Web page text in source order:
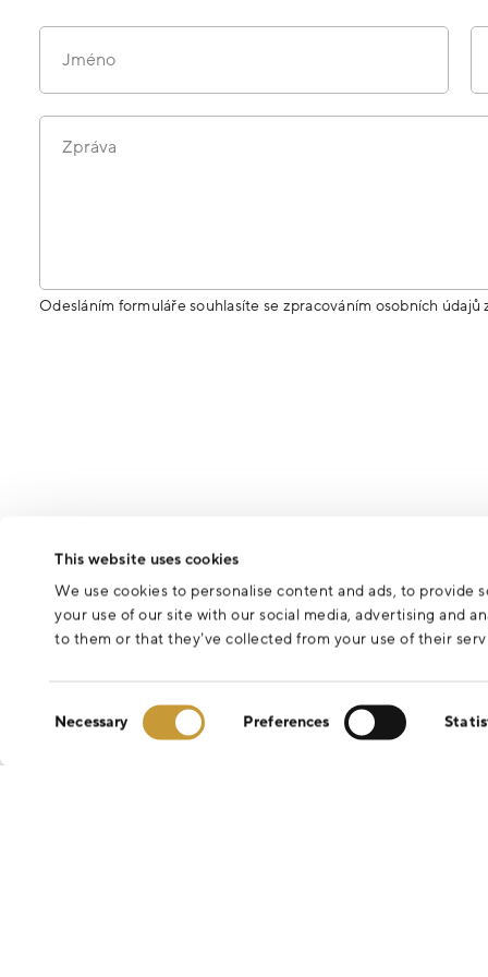
This website uses cookies
We use cookies to personalise content and ads, to provide
your use of our site with our social media, advertising and
to them or that they’ve collected from your use of their
Necessary Preferences
Jméno
Zpráva
Odesláním formuláře souhlasíte se zpracováním osobních údajů